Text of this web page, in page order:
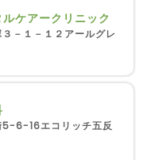
ケアークリニック
－１－１２アールグレ
5-6-16エコリッチ五反